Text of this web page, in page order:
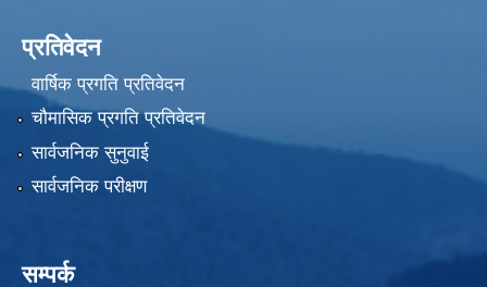
प्रतिवेदन
वार्षिक प्रगति प्रतिवेदन
चौमासिक प्रगति प्रतिवेदन
सार्वजनिक सुनुवाई
सार्वजनिक परीक्षण
सम्पर्क